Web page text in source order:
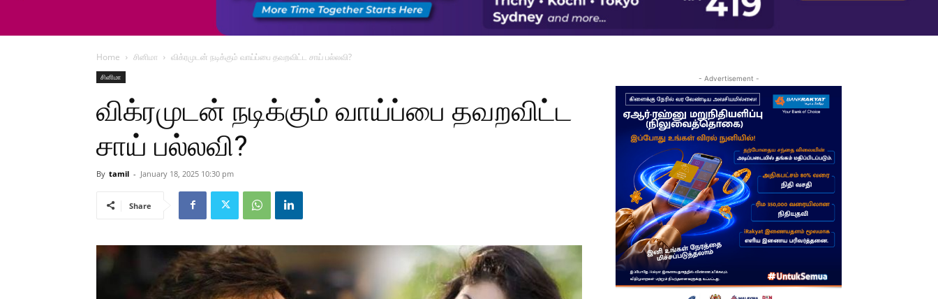
Home சினிமா விக்ரமுடன் நடிக்கும் வாய்ப்பை தவறவிட்ட சாய் பல்லவி?
சினிமா
விக்ரமுடன் நடிக்கும் வாய்ப்பை தவறவிட்ட
சாய் பல்லவி?
By tamil - January 18, 2025 10:30 pm
Share
- Advertisement -